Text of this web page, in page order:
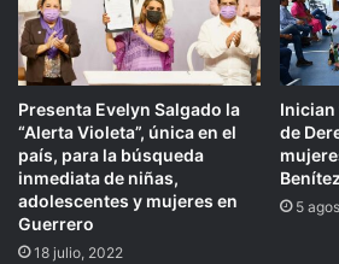
Presenta Evelyn Salgado la
“Alerta Violeta”, única en el
país, para la búsqueda
inmediata de niñas,
adolescentes y mujeres en
Guerrero
18 julio, 2022
de
5